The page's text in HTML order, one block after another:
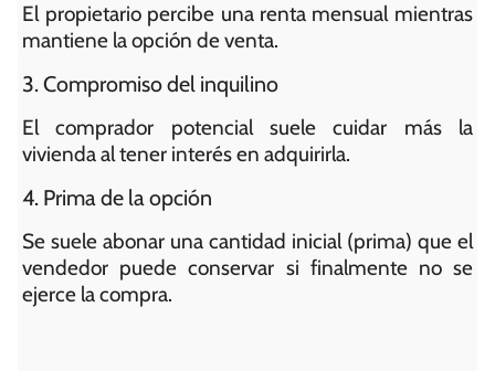
El propietario percibe una renta mensual mientras
mantiene la opción de venta.
3. Compromiso del inquilino
El comprador potencial suele cuidar más la
vivienda al tener interés en adquirirla.
4. Prima de la opción
Se suele abonar una cantidad inicial (prima) que el
vendedor puede conservar si finalmente no se
ejerce la compra.